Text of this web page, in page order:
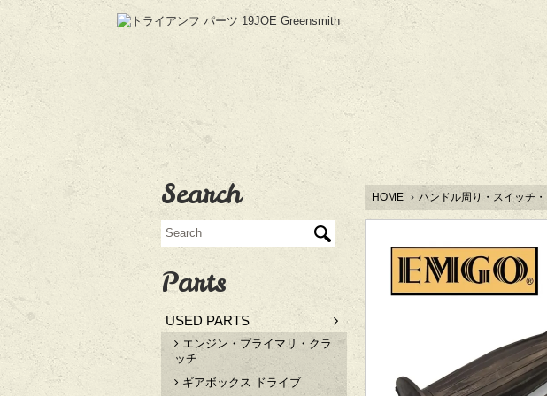
HOME › ハンドル周り・スイッチ
Search
Parts
USED PARTS
エンジン・プライマリ・クラ
ッチ
ギアボックス ドライブ